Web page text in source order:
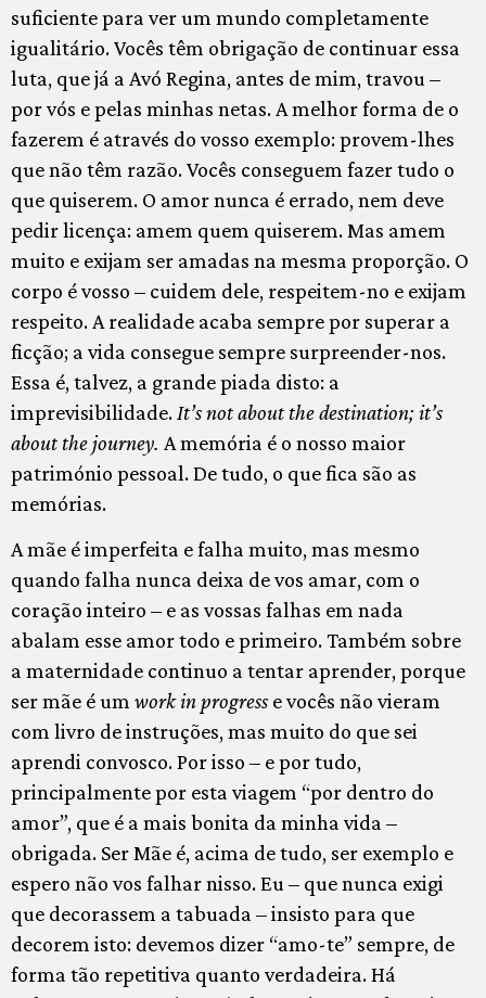
suficiente para ver um mundo completamente
igualitário. Vocês têm obrigação de continuar essa
luta, que já a Avó Regina, antes de mim, travou –
por vós e pelas minhas netas. A melhor forma de o
fazerem é através do vosso exemplo: provem-lhes
que não têm razão. Vocês conseguem fazer tudo o
que quiserem. O amor nunca é errado, nem deve
pedir licença: amem quem quiserem. Mas amem
muito e exijam ser amadas na mesma proporção. O
corpo é vosso – cuidem dele, respeitem-no e exijam
respeito. A realidade acaba sempre por superar a
ficção; a vida consegue sempre surpreender-nos.
Essa é, talvez, a grande piada disto: a
imprevisibilidade. It’s not about the destination; it’s
about the journey. A memória é o nosso maior
património pessoal. De tudo, o que fica são as
memórias.
A mãe é imperfeita e falha muito, mas mesmo
quando falha nunca deixa de vos amar, com o
coração inteiro – e as vossas falhas em nada
abalam esse amor todo e primeiro. Também sobre
a maternidade continuo a tentar aprender, porque
ser mãe é um work in progress e vocês não vieram
com livro de instruções, mas muito do que sei
aprendi convosco. Por isso – e por tudo,
principalmente por esta viagem “por dentro do
amor”, que é a mais bonita da minha vida –
obrigada. Ser Mãe é, acima de tudo, ser exemplo e
espero não vos falhar nisso. Eu – que nunca exigi
que decorassem a tabuada – insisto para que
decorem isto: devemos dizer “amo-te” sempre, de
forma tão repetitiva quanto verdadeira. Há